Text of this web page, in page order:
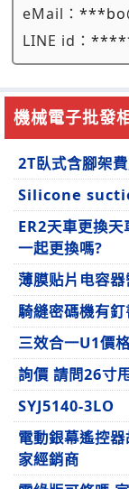
eMail：
LINE id：
機械電子批發
2T臥式含腳架
Silicone
ER2天車更換
一起更換嗎?
薄膜贴片电容
騎縫密碼機有
三效合一U1價
詢價 請問26寸
SYJ5140-3LO
電動銀幕遙控
家經銷商